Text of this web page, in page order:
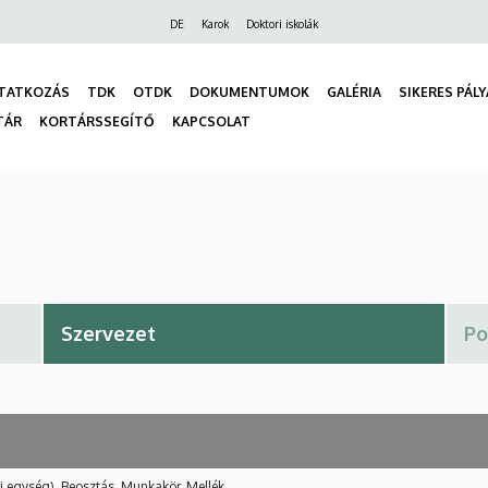
DE Karok Doktori iskolák
TDK OTDK DOKUMENTUMOK GALÉRIA
SIKERES
KORTÁRSSEGÍTŐ KAPCSOLAT